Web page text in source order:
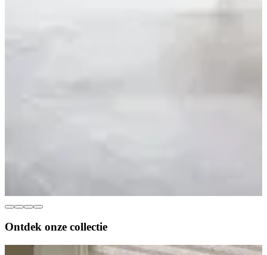
Ontdek onze collectie